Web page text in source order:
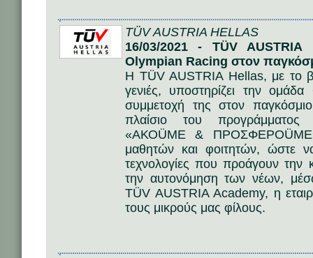
TÜV AUSTRIA HELLAS
16/03/2021 - TÜV AUSTRIA
Olympian Racing στον
Η TÜV AUSTRIA Hellas, με το
γενιές, υποστηρίζει την
συμμετοχή της στον
πλαίσιο του προγράμματος
«ΑΚΟÜΜΕ & ΠΡΟΣΦΕΡΟÜΜΕ»
μαθητών και φοιτητών, ώστε
τεχνολογίες που προάγουν την
την αυτονόμηση των νέων,
TÜV AUSTRIA Academy, η
τους μικρούς μας φίλους.